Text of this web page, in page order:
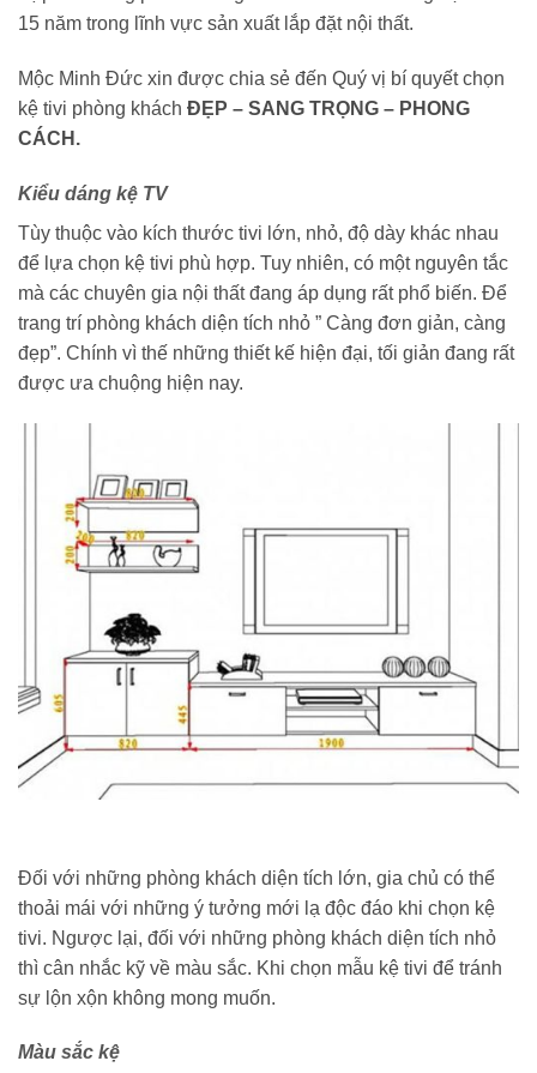
15 năm trong lĩnh vực sản xuất lắp đặt nội thất.
Mộc Minh Đức xin được chia sẻ đến Quý vị bí quyết chọn
kệ tivi phòng khách ĐẸP – SANG TRỌNG – PHONG
CÁCH.
Kiểu dáng kệ TV
Tùy thuộc vào kích thước tivi lớn, nhỏ, độ dày khác nhau
để lựa chọn kệ tivi phù hợp. Tuy nhiên, có một nguyên tắc
mà các chuyên gia nội thất đang áp dụng rất phổ biến. Để
trang trí phòng khách diện tích nhỏ ” Càng đơn giản, càng
đẹp”. Chính vì thế những thiết kế hiện đại, tối giản đang rất
được ưa chuộng hiện nay.
Đối với những phòng khách diện tích lớn, gia chủ có thể
thoải mái với những ý tưởng mới lạ độc đáo khi chọn kệ
tivi. Ngược lại, đối với những phòng khách diện tích nhỏ
thì cân nhắc kỹ về màu sắc. Khi chọn mẫu kệ tivi để tránh
sự lộn xộn không mong muốn.
Màu sắc kệ